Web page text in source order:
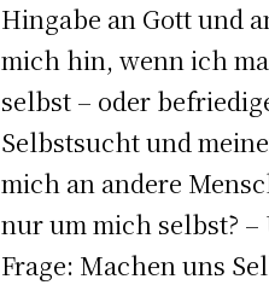
Hingabe an Gott und
mich hin, wenn ich
selbst – oder
Selbstsucht und
mich an andere
nur um mich selbst?
Frage: Machen uns